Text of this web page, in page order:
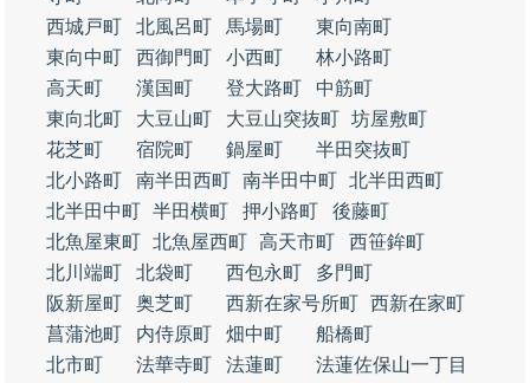
西城戸町
北風呂町 馬場町
東向南町
東向中町
西御門町 小西町
林小路町
高天町
漢国町 登大路町
中筋町
東向北町
大豆山町 大豆山突抜町 坊屋敷町
花芝町
宿院町 鍋屋町
半田突抜町
北小路町
南半田西町 南半田中町 北半田西町
北半田中町 半田横町 押小路町
後藤町
北魚屋東町 北魚屋西町 高天市町
西笹鉾町
北川端町
北袋町 西包永町
多門町
阪新屋町
奥芝町 西新在家号所町 西新在家町
菖蒲池町
内侍原町 畑中町
船橋町
北市町
法華寺町 法蓮町 法蓮佐保山一丁目